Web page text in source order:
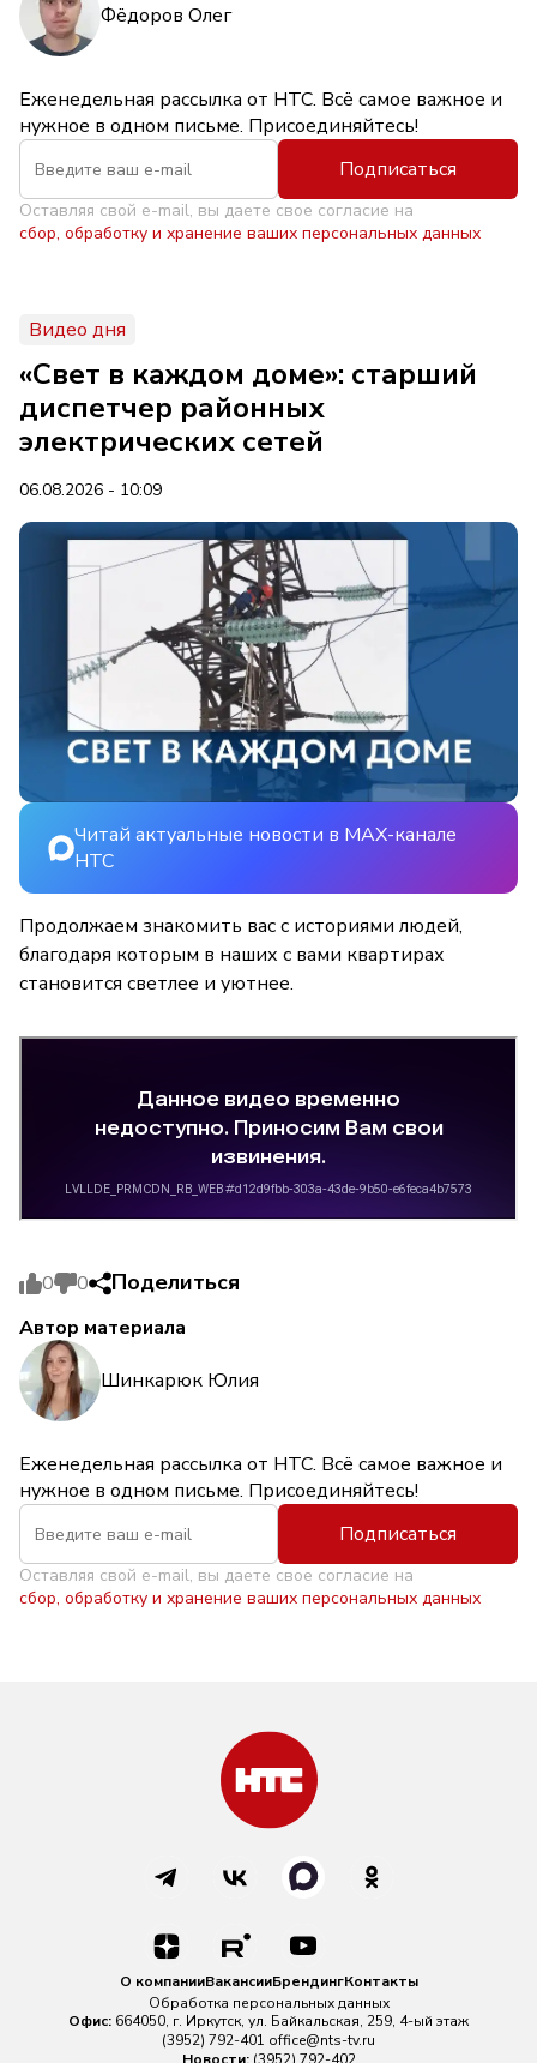
Фёдоров Олег
Еженедельная рассылка от НТС. Всё самое важное и
нужное в одном письме. Присоединяйтесь!
Подписаться
Оставляя свой e-mail, вы даете свое согласие на
сбор, обработку и хранение ваших персональных данных
Видео дня
«Свет в каждом доме»: старший
диспетчер районных
электрических сетей
06.08.2026 - 10:09
Читай актуальные новости в MAX-канале
НТС
Продолжаем знакомить вас с историями людей,
благодаря которым в наших с вами квартирах
становится светлее и уютнее.
0 0 Поделиться
Автор материала
Шинкарюк Юлия
Еженедельная рассылка от НТС. Всё самое важное и
нужное в одном письме. Присоединяйтесь!
Подписаться
Оставляя свой e-mail, вы даете свое согласие на
сбор, обработку и хранение ваших персональных данных
О компанииВакансииБрендингКонтакты
Обработка персональных данных
Офис: 664050, г. Иркутск, ул. Байкальская, 259, 4-ый этаж
(3952) 792-401 office@nts-tv.ru